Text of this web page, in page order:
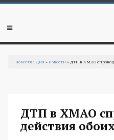
Перейти к основному содержанию
Мобильное
Повестка Дня »Новости » ДТП в ХМАО
ДТП в ХМАО
действия